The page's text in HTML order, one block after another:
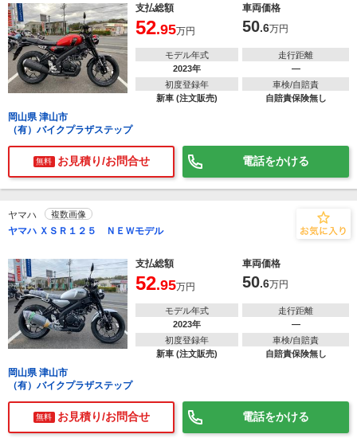
支払総額 車両価格
52.95万円 50.6万円
モデル年式
2023年
走行距離
―
初度登録年
新車 (注文販売)
車検/自賠責
自賠責保険無し
岡山県 津山市
（有）バイクプラザステップ
無料 お見積り/お問合せ 電話をかける
ヤマハ 複数画像
ヤマハ ＸＳＲ１２５ ＮＥＷモデル
支払総額 車両価格
52.95万円 50.6万円
モデル年式
2023年
走行距離
―
初度登録年
新車 (注文販売)
車検/自賠責
自賠責保険無し
岡山県 津山市
（有）バイクプラザステップ
無料 お見積り/お問合せ 電話をかける